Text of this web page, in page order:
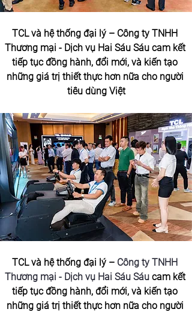
TCL và hệ thống đại lý – Công ty TNHH
Thương mại - Dịch vụ Hai Sáu Sáu cam kết
tiếp tục đồng hành, đổi mới, và kiến tạo
những giá trị thiết thực hơn nữa cho người
tiêu dùng Việt
TCL và hệ thống đại lý – Công ty TNHH
Thương mại - Dịch vụ Hai Sáu Sáu cam kết
tiếp tục đồng hành, đổi mới, và kiến tạo
những giá trị thiết thực hơn nữa cho người